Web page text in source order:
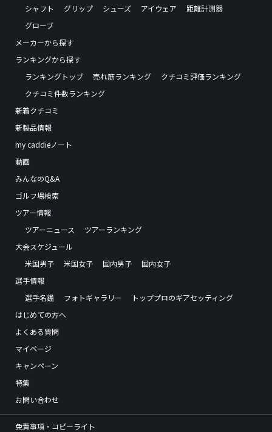
シャフト
グリップ シューズ アイウェア
距離計測器
グローブ
メーカーから探す
ランキングから探す
ランキングトップ
売れ筋ランキング
クチコミ評価ランキング
クチコミ件数ランキング
新着クチコミ
新製品情報
my caddieノート
動画
みんなのQ&A
ゴルフ場検索
ツアー情報
ツアーニュース
ツアーランキング
大会スケジュール
米国男子
米国女子 国内男子
国内女子
選手情報
選手名鑑
フォトギャラリー
トッププロのギアセッティング
はじめての方へ
よくある質問
マイページ
キャンペーン
特集
お問い合わせ
免責事項・コピーライト